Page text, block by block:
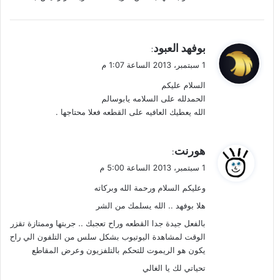
ل
بوفهد العبود:
1 سبتمبر، 2013 الساعة 1:07 م
السلام عليكم
الحمدلله على السلامه يابوسالم
الله يعطيك العافيه على القطعه فعلا محتاجها .
ل
هورنت:
1 سبتمبر، 2013 الساعة 5:00 م
وعليكم السلام ورحمة الله وبركاته
هلا بوفهد .. الله يسلمك من الشر
بالفعل جيدة جدا القطعه وراح تعجبك .. جربتها وممتازة تقزر
الوقت لمشاهدة اليوتيوب بشكل سلس من التلفون الي راح
يكون هو الريموت للتحكم بالتلفزيون وعرض المقاطع
تحياتي لك يا الغالي